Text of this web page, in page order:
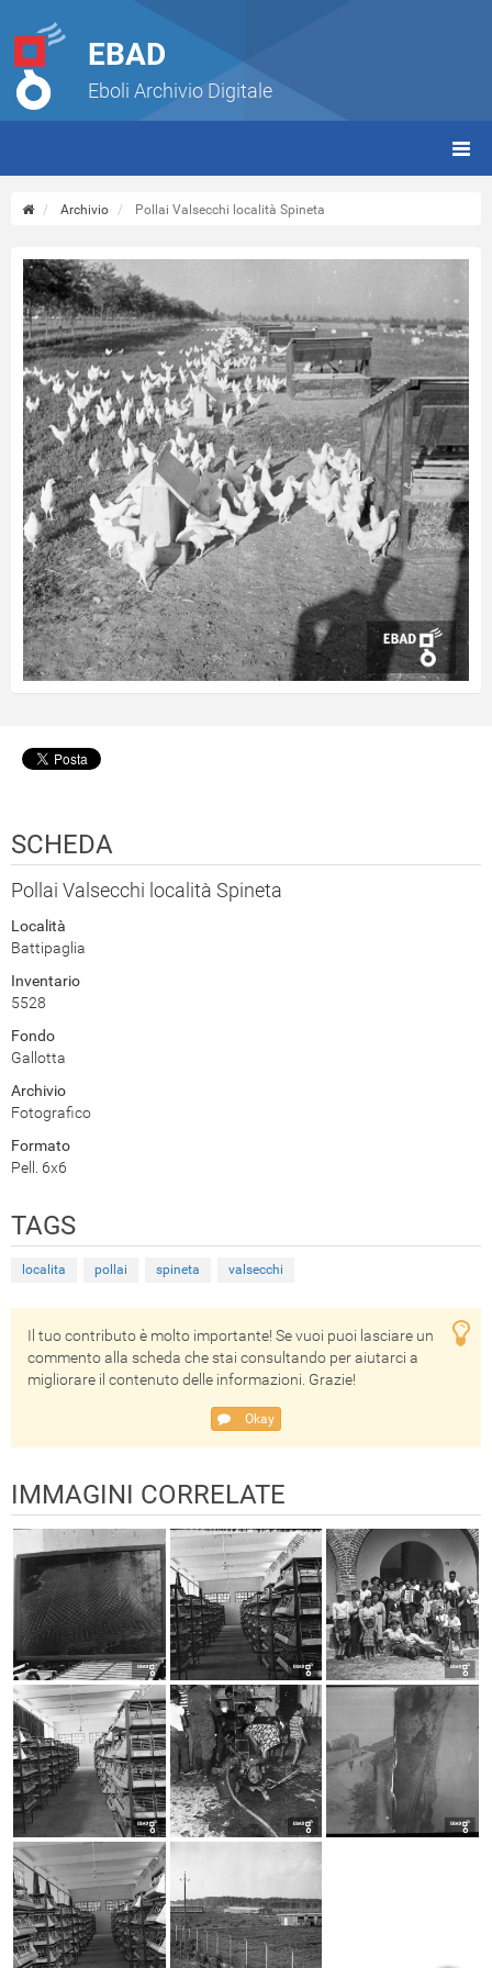
EBAD
Eboli Archivio Digitale
Archivio Pollai Valsecchi località Spineta
SCHEDA
Pollai Valsecchi località Spineta
Località
Battipaglia
Inventario
5528
Fondo
Gallotta
Archivio
Fotografico
Formato
Pell. 6x6
TAGS
localita pollai spineta valsecchi
Il tuo contributo è molto importante! Se vuoi puoi lasciare un
commento alla scheda che stai consultando per aiutarci a
migliorare il contenuto delle informazioni. Grazie!
Okay
IMMAGINI CORRELATE